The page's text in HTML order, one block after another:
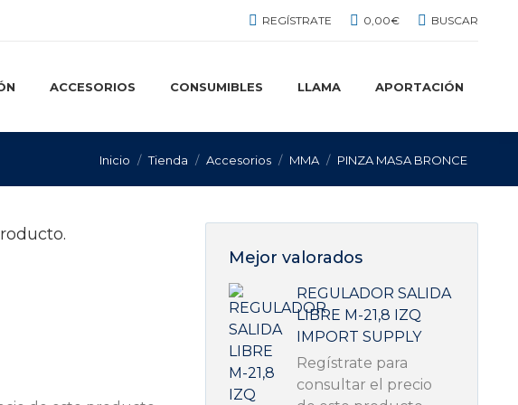
REGÍSTRATE 0,00€ BUSCAR:
BUSCAR
ACCESORIOS CONSUMIBLES LLAMA APORTACIÓN
Estás aquí:
Inicio Tienda Accesorios MMA PINZA MASA BRONCE
Mejor valorados
REGULADOR SALIDA
LIBRE M-21,8 IZQ
IMPORT SUPPLY
Regístrate para
consultar el precio